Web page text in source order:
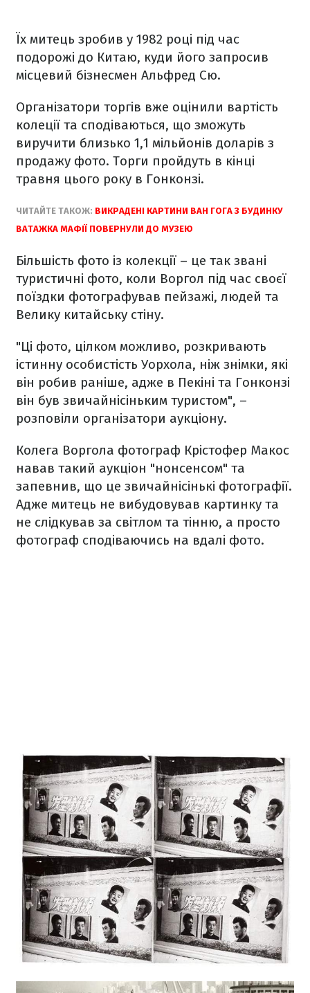
Їх митець зробив у 1982 році під час
подорожі до Китаю, куди його запросив
місцевий бізнесмен Альфред Сю.
Організатори торгів вже оцінили вартість
колеції та сподіваються, що зможуть
виручити близько 1,1 мільйонів доларів з
продажу фото. Торги пройдуть в кінці
травня цього року в Гонконзі.
ЧИТАЙТЕ ТАКОЖ: ВИКРАДЕНІ КАРТИНИ ВАН ГОГА З БУДИНКУ
ВАТАЖКА МАФІЇ ПОВЕРНУЛИ ДО МУЗЕЮ
Більшість фото із колекції – це так звані
туристичні фото, коли Воргол під час своєї
поїздки фотографував пейзажі, людей та
Велику китайську стіну.
"Ці фото, цілком можливо, розкривають
істинну особистість Уорхола, ніж знімки, які
він робив раніше, адже в Пекіні та Гонконзі
він був звичайнісіньким туристом", –
розповіли організатори аукціону.
Колега Воргола фотограф Крістофер Макос
навав такий аукціон "нонсенсом" та
запевнив, що це звичайнісінькі фотографії.
Адже митець не вибудовував картинку та
не слідкував за світлом та тінню, а просто
фотограф сподіваючись на вдалі фото.